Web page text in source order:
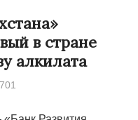
в стране
алкилата
701